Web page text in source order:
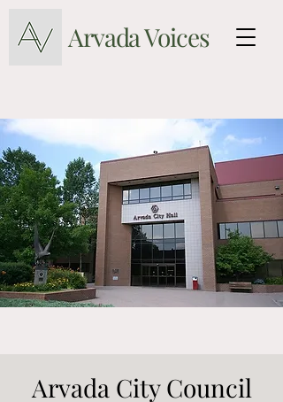
Arvada Voices
Arvada City Council